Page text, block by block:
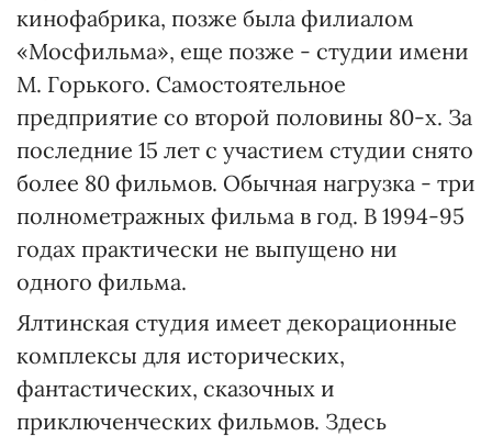
кинофабрика, позже была филиалом
«Мосфильма», еще позже - студии имени
М. Горького. Самостоятельное
предприятие со второй половины 80-х. За
последние 15 лет с участием студии снято
более 80 фильмов. Обычная нагрузка - три
полнометражных фильма в год. В 1994-95
годах практически не выпущено ни
одного фильма.
Ялтинская студия имеет декорационные
комплексы для исторических,
фантастических, сказочных и
приключенческих фильмов. Здесь